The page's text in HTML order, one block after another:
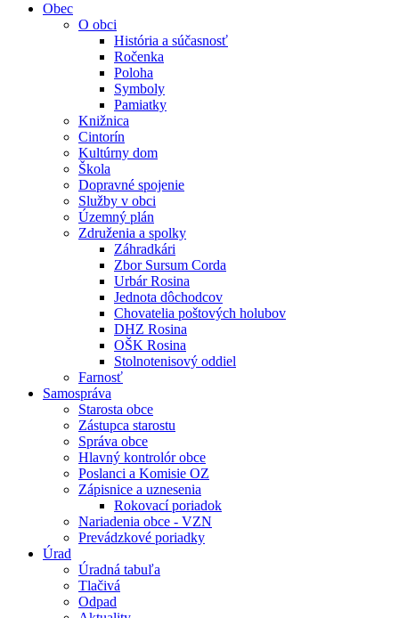
Obec
O obci
História a súčasnosť
Ročenka
Poloha
Symboly
Pamiatky
Knižnica
Cintorín
Kultúrny dom
Škola
Dopravné spojenie
Služby v obci
Územný plán
Združenia a spolky
Záhradkári
Zbor Sursum Corda
Urbár Rosina
Jednota dôchodcov
Chovatelia poštových holubov
DHZ Rosina
OŠK Rosina
Stolnotenisový oddiel
Farnosť
Samospráva
Starosta obce
Zástupca starostu
Správa obce
Hlavný kontrolór obce
Poslanci a Komisie OZ
Zápisnice a uznesenia
Rokovací poriadok
Nariadenia obce - VZN
Prevádzkové poriadky
Úrad
Úradná tabuľa
Tlačivá
Odpad